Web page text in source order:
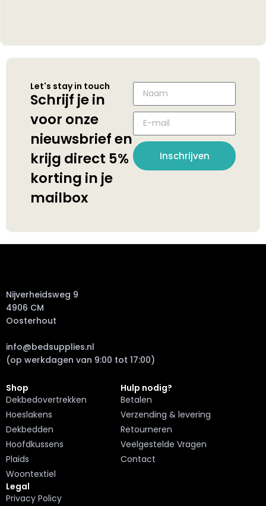
Let's stay in touch
Schrijf je in
voor onze
nieuwsbrief en
krijg direct 5%
korting in je
mailbox
Inschrijven
Nijverheidsweg 9
4906 CM
Oosterhout
info@bedsupplies.nl
(op werkdagen van 9:00 tot 17:00)
Shop
Dekbedovertrekken
Hoeslakens
Dekbedden
Hoofdkussens
Plaids
Woontextiel
Hulp nodig?
Betalen
Verzending & levering
Retourneren
Veelgestelde Vragen
Contact
Legal
Privacy Policy